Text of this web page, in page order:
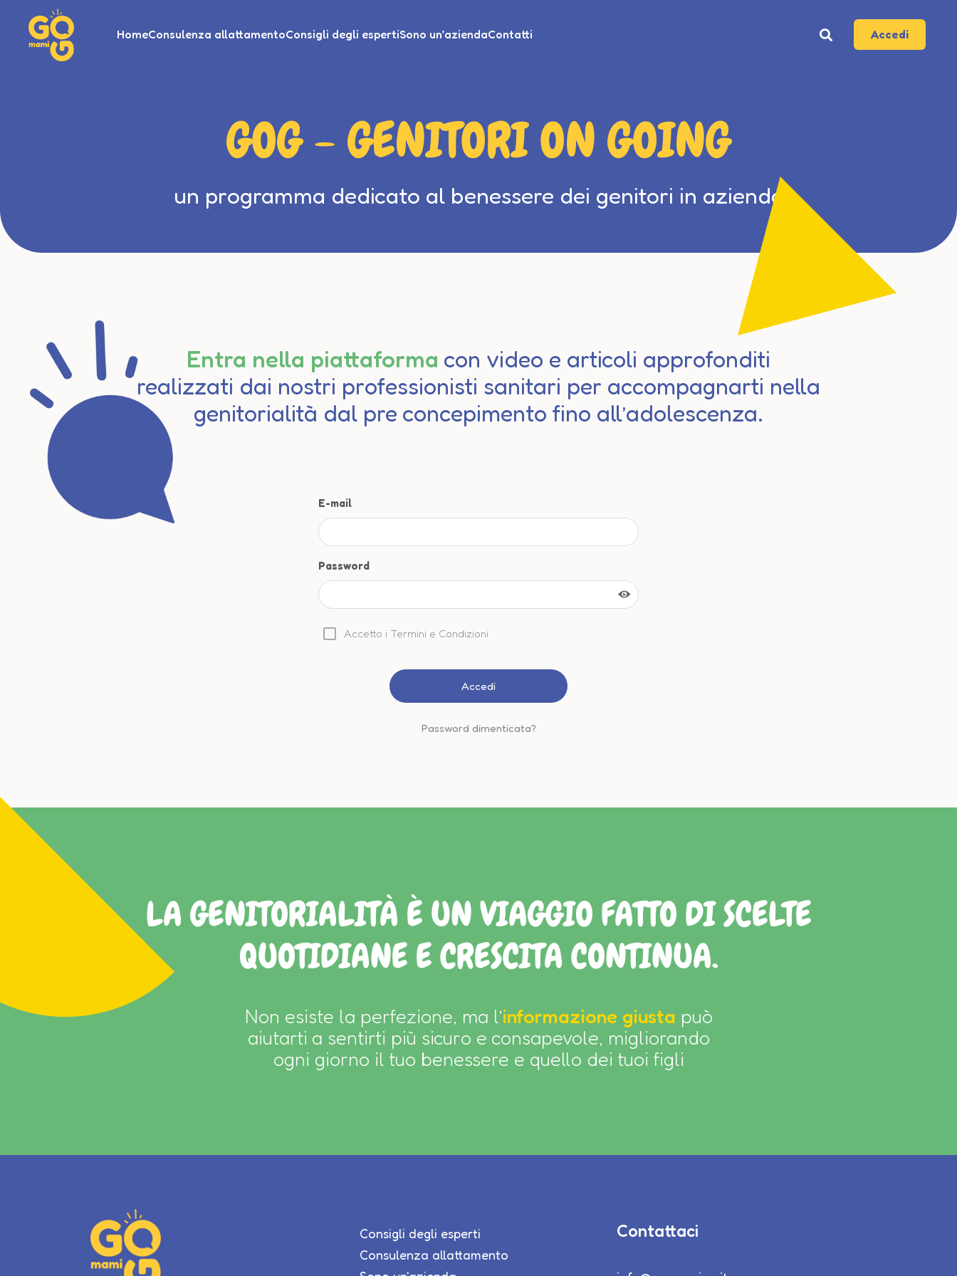
HomeConsulenza allattamentoConsigli degli espertiSono un’aziendaContatti Accedi
GOG - GENITORI ON GOING
un programma dedicato al benessere dei genitori in azienda
Entra nella piattaforma con video e articoli approfonditi
realizzati dai nostri professionisti sanitari per accompagnarti nella
genitorialità dal pre concepimento fino all’adolescenza.
E-mail
Password
Accetto i Termini e Condizioni
Password dimenticata?
LA GENITORIALITÀ È UN VIAGGIO FATTO DI SCELTE
QUOTIDIANE E CRESCITA CONTINUA.
Non esiste la perfezione, ma l’informazione giusta può
aiutarti a sentirti più sicuro e consapevole, migliorando
ogni giorno il tuo benessere e quello dei tuoi figli
Consigli degli esperti
Consulenza allattamento
Contattaci